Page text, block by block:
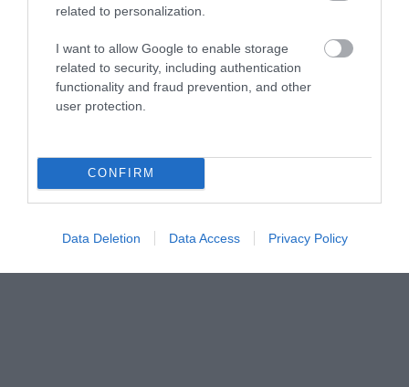
related to personalization.
I want to allow Google to enable storage
related to security, including authentication
functionality and fraud prevention, and other
user protection.
CONFIRM
Data Deletion Data Access Privacy Policy